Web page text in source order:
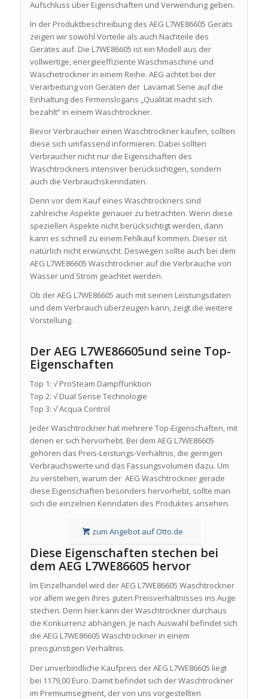
Aufschluss über Eigenschaften und Verwendung geben.
In der Produktbeschreibung des AEG L7WE86605 Geräts
zeigen wir sowohl Vorteile als auch Nachteile des
Gerätes auf. Die L7WE86605 ist ein Modell aus der
vollwertige, energieeffiziente Waschmaschine und
Wäschetrockner in einem Reihe. AEG achtet bei der
Verarbeitung von Geräten der Lavamat Serie auf die
Einhaltung des Firmenslogans „Qualität macht sich
bezahlt“ in einem Waschtrockner.
Bevor Verbraucher einen Waschtrockner kaufen, sollten
diese sich umfassend informieren. Dabei sollten
Verbraucher nicht nur die Eigenschaften des
Waschtrockners intensiver berücksichtigen, sondern
auch die Verbrauchskenndaten.
Denn vor dem Kauf eines Waschtrockners sind
zahlreiche Aspekte genauer zu betrachten. Wenn diese
speziellen Aspekte nicht berücksichtigt werden, dann
kann es schnell zu einem Fehlkauf kommen. Dieser ist
natürlich nicht erwünscht. Deswegen sollte auch bei dem
AEG L7WE86605 Waschtrockner auf die Verbräuche von
Wasser und Strom geachtet werden.
Ob der AEG L7WE86605 auch mit seinen Leistungsdaten
und dem Verbrauch überzeugen kann, zeigt die weitere
Vorstellung.
Der AEG L7WE86605und seine Top-
Eigenschaften
Top 1: √ ProSteam Dampffunktion
Top 2: √ Dual Sense Technologie
Top 3: √ Acqua Control
Jeder Waschtrockner hat mehrere Top-Eigenschaften, mit
denen er sich hervorhebt. Bei dem AEG L7WE86605
gehören das Preis-Leistungs-Verhältnis, die geringen
Verbrauchswerte und das Fassungsvolumen dazu. Um
zu verstehen, warum der AEG Waschtrockner gerade
diese Eigenschaften besonders hervorhebt, sollte man
sich die einzelnen Kenndaten des Produktes ansehen.
zum Angebot auf Otto.de
Diese Eigenschaften stechen bei
dem AEG L7WE86605 hervor
Im Einzelhandel wird der AEG L7WE86605 Waschtrockner
vor allem wegen ihres guten Preisverhältnisses ins Auge
stechen. Denn hier kann der Waschtrockner durchaus
die Konkurrenz abhängen. Je nach Auswahl befindet sich
die AEG L7WE86605 Waschtrockner in einem
preisgünstigen Verhältnis.
Der unverbindliche Kaufpreis der AEG L7WE86605 liegt
bei 1179,00 Euro. Damit befindet sich der Waschtrockner
im Premiumsegment, der von uns vorgestellten